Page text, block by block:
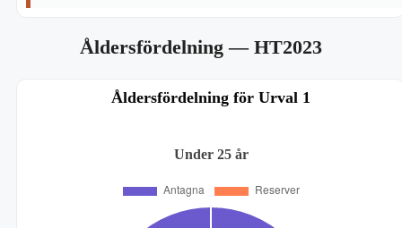
Åldersfördelning— HT2023
Åldersfördelning för Urval 1
Under 25 år